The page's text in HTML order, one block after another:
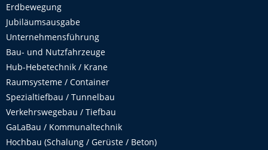
Erdbewegung
Jubiläumsausgabe
Unternehmensführung
Bau- und Nutzfahrzeuge
Hub-Hebetechnik / Krane
Raumsysteme / Container
Spezialtiefbau / Tunnelbau
Verkehrswegebau / Tiefbau
GaLaBau / Kommunaltechnik
Hochbau (Schalung / Gerüste / Beton)